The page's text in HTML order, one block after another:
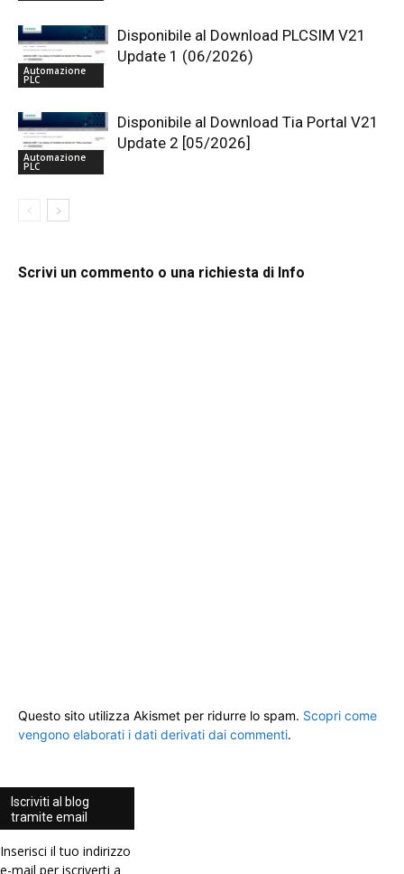
Automazione
PLC
Disponibile al Download PLCSIM V21
Update 1 (06/2026)
Automazione
PLC
Disponibile al Download Tia Portal V21
Update 2 [05/2026]
Scrivi un commento o una richiesta di Info
Questo sito utilizza Akismet per ridurre lo spam. Scopri come
vengono elaborati i dati derivati dai commenti.
Iscriviti al blog
tramite email
Inserisci il tuo indirizzo
e-mail per iscriverti a